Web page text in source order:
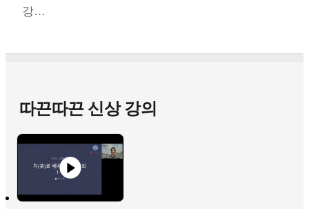
강수미
따끈따끈 신상 강의